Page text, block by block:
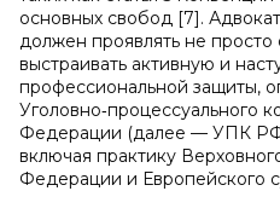
основных свобод [7].
должен проявлять не
выстраивать активную и
профессиональной защиты,
Уголовно‑процессуального
Федерации (далее — УПК
включая практику
Федерации и Европейского